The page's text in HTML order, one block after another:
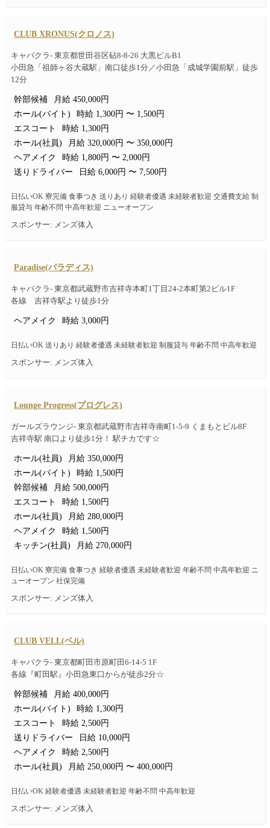
CLUB XRONUS(クロノス)
キャバクラ- 東京都世田谷区砧8-8-26 大黒ビルB1
小田急「祖師ヶ谷大蔵駅」南口徒歩1分／小田急「成城学園前駅」徒歩
12分
幹部候補
月給 450,000円
ホール(バイト)
時給 1,300円 〜 1,500円
エスコート
時給 1,300円
ホール(社員)
月給 320,000円 〜 350,000円
ヘアメイク
時給 1,800円 〜 2,000円
送りドライバー
日給 6,000円 〜 7,500円
日払いOK 寮完備 食事つき 送りあり 経験者優遇 未経験者歓迎 交通費支給 制
服貸与 年齢不問 中高年歓迎 ニューオープン
スポンサー: メンズ体入
Paradise(パラディス)
キャバクラ- 東京都武蔵野市吉祥寺本町1丁目24-2本町第2ビル1F
各線 吉祥寺駅より徒歩1分
ヘアメイク 時給 3,000円
日払いOK 送りあり 経験者優遇 未経験者歓迎 制服貸与 年齢不問 中高年歓迎
スポンサー: メンズ体入
Lounge Progress(プログレス)
ガールズラウンジ- 東京都武蔵野市吉祥寺南町1-5-9 くまもとビル8F
吉祥寺駅 南口より徒歩1分！ 駅チカです☆
ホール(社員)
月給 350,000円
ホール(バイト)
時給 1,500円
幹部候補
月給 500,000円
エスコート
時給 1,500円
ホール(社員)
月給 280,000円
ヘアメイク
時給 1,500円
キッチン(社員)
月給 270,000円
日払いOK 寮完備 食事つき 経験者優遇 未経験者歓迎 年齢不問 中高年歓迎 ニ
ューオープン 社保完備
スポンサー: メンズ体入
CLUB VELL(ベル)
キャバクラ- 東京都町田市原町田6-14-5 1F
各線『町田駅』小田急東口からが徒歩2分☆
幹部候補
月給 400,000円
ホール(バイト)
時給 1,300円
エスコート
時給 2,500円
送りドライバー
日給 10,000円
ヘアメイク
時給 2,500円
ホール(社員)
月給 250,000円 〜 400,000円
日払いOK 経験者優遇 未経験者歓迎 年齢不問 中高年歓迎
スポンサー: メンズ体入